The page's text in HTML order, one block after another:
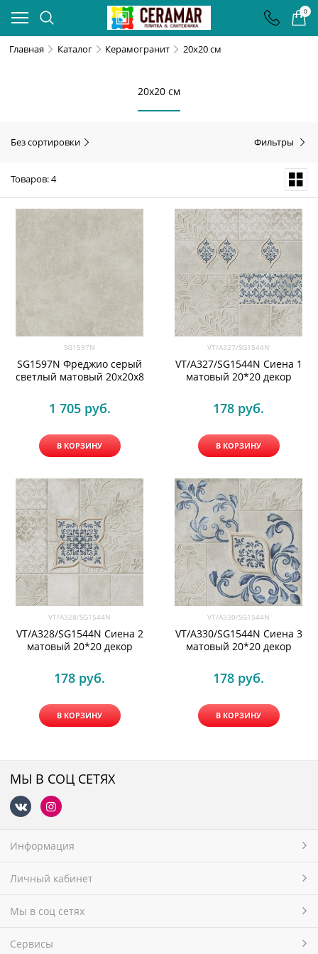
0
Главная Каталог Керамогранит 20х20 см
20х20 см
Без сортировки Фильтры
Товаров: 4
SG1597N
SG1597N Фреджио серый
светлый матовый 20x20x8
1 705 руб.
В КОРЗИНУ
VT/A327/SG1544N
VT/A327/SG1544N Сиена 1
матовый 20*20 декор
178 руб.
В КОРЗИНУ
VT/A328/SG1544N
VT/A328/SG1544N Сиена 2
матовый 20*20 декор
178 руб.
В КОРЗИНУ
VT/A330/SG1544N
VT/A330/SG1544N Сиена 3
матовый 20*20 декор
178 руб.
В КОРЗИНУ
МЫ В СОЦ СЕТЯХ
Информация
Личный кабинет
Мы в соц сетях
Сервисы